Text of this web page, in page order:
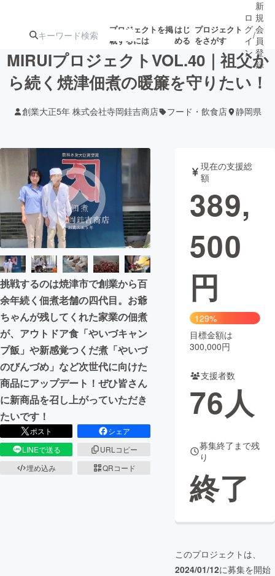
プロジェクトを掲
載するには
はじ
める
プロジェクト
をさがす
人気のプロ
ジェクト
注目のリ
ターン
注目の新着プロ
ジェクト
募集終了が近いプ
ロジェクト
もうすぐ公開
されます
アート・写真 音楽
テクノロジー・ガジェット ゲーム・サ
映像・映画
ビジネス・起業
まちづくり・地域活性化
CAMPFIRE for Social Good
CAMPFIRE Creation
CAMPFIREふるさと納税machi-ya コミュニティ
ロ
グ
イ
ン
/
新
規
会
員
登
録
MIRUIプロジェクトVOL.40｜祖父か
ら続く焼津佃煮の暖簾を守りたい！
創業大正5年 株式会社寺岡銈吉商店 フード・飲食店 静岡県
挑戦するのは焼津市で創業から百
余年続く佃煮老舗の四代目。お爺
ちゃんが残してくれた家業の佃煮
が、アウトドア食「やいづキャン
プ飯」や新感覚つくだ煮「やいづ
のびんづめ」など次世代に向けた
商品にアップデート！ぜひ皆さん
に新商品を召し上がっていただき
たいです！
ポスト
シェア
LINEで送る
URLコピー
埋め込み
QRコード
現在の支援総
額
389,
500
円
129%
目標金額は
300,000円
支援者数
76人
募集終了まで残
り
終了
このプロジェクトは、
2024/01/12に募集を開始